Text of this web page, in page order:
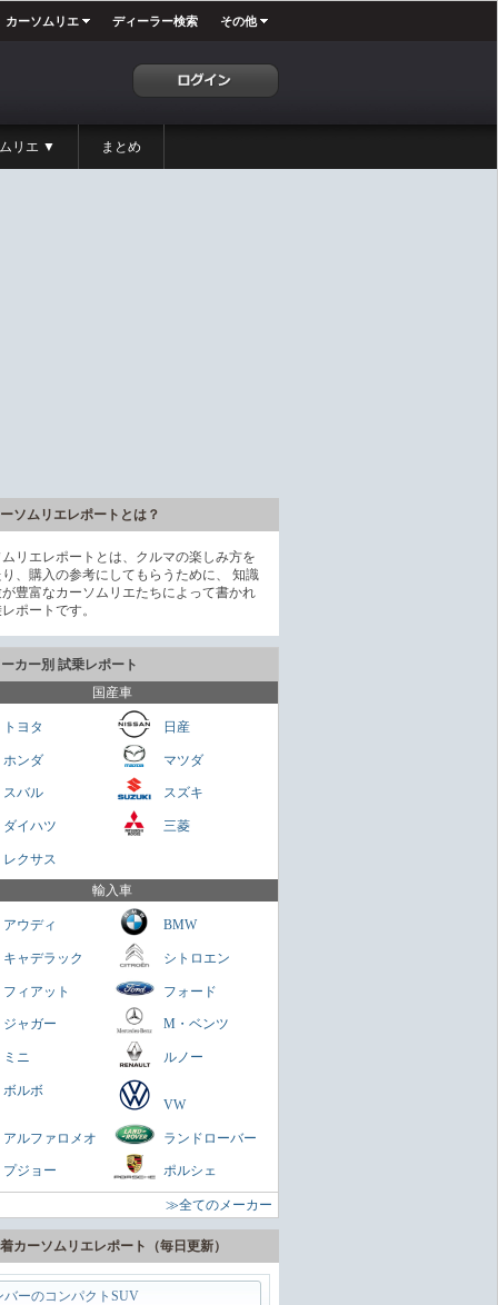
カーソムリエ ディーラー検索 その他
リエ ▼ まとめ
ソムリエレポートとは？
ムリエレポートとは、クルマの楽しみ方を
、購入の参考にしてもらうために、 知識
豊富なカーソムリエたちによって書かれ
ポートです。
カー別 試乗レポート
国産車
トヨタ 日産
ホンダ マツダ
スバル スズキ
ダイハツ 三菱
レクサス
輸入車
アウディ BMW
キャデラック シトロエン
フィアット フォード
ジャガー M・ベンツ
ミニ ルノー
ボルボ
VW
アルファロメオ ランドローバー
プジョー ポルシェ
≫全てのメーカー
カーソムリエレポート（毎日更新）
重なセダンだが800万円は高いかも
さくらもち
を乗せられる男のロマン
クトスペシャリティーSUV
陸の巡洋艦
zn
どいいSUV
ヴェゼル
zn
バーのコンパクトSUV